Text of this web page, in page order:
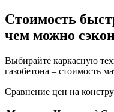
Стоимость
чем можно
Выбирайте каркасную
газобетона – стоимость
Сравнение цен на